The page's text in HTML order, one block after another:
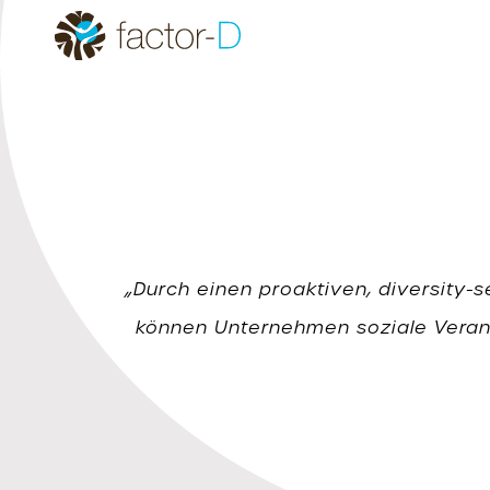
„Unternehmen, die vielfältige
setzen,
„Diversity und Inklusion seien ein
„Durch einen proaktiven, diversity-
können Unternehmen soziale